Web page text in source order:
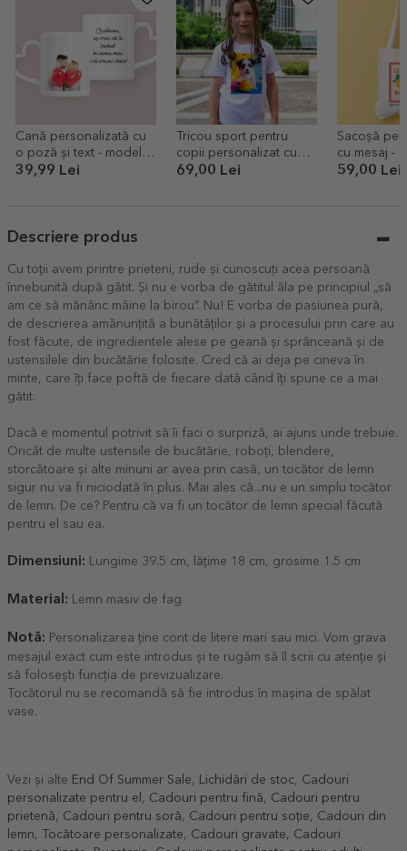
Cană personalizată cu
o poză și text - model
toartă în formă de inimă
39,99 Lei
Tricou sport pentru
copii personalizat cu
poză portret
69,00 Lei
Sacoșă
59,00 Lei
Descriere produs
Cu toții avem printre prieteni, rude și cunoscuți acea persoană
înnebunită după gătit. Și nu e vorba de gătitul ăla pe principiul „să
am ce să mănânc mâine la birou”. Nu! E vorba de pasiunea pură,
de descrierea amănunțită a bunătăților și a procesului prin care au
fost făcute, de ingredientele alese pe geană și sprânceană și de
ustensilele din bucătărie folosite. Cred că ai deja pe cineva în
minte, care îți face poftă de fiecare dată când îți spune ce a mai
gătit.
Dacă e momentul potrivit să îi faci o surpriză, ai ajuns unde trebuie.
Oricât de multe ustensile de bucătărie, roboți, blendere,
storcătoare și alte minuni ar avea prin casă, un tocător de lemn
sigur nu va fi niciodată în plus. Mai ales că...nu e un simplu tocător
de lemn. De ce? Pentru că va fi un tocător de lemn special făcută
pentru el sau ea.
Dimensiuni: Lungime 39.5 cm, lățime 18 cm, grosime 1.5 cm
Material: Lemn masiv de fag
Notă: Personalizarea ține cont de litere mari sau mici. Vom grava
mesajul exact cum este introdus și te rugăm să îl scrii cu atenție și
să folosești funcția de previzualizare.
Tocătorul nu se recomandă să fie introdus în mașina de spălat
vase.
Vezi și alte End Of Summer Sale, Lichidări de stoc, Cadouri
personalizate pentru el , Cadouri pentru fină, Cadouri pentru
prietenă, Cadouri pentru soră, Cadouri pentru soție, Cadouri din
lemn, Tocătoare personalizate, Cadouri gravate, Cadouri